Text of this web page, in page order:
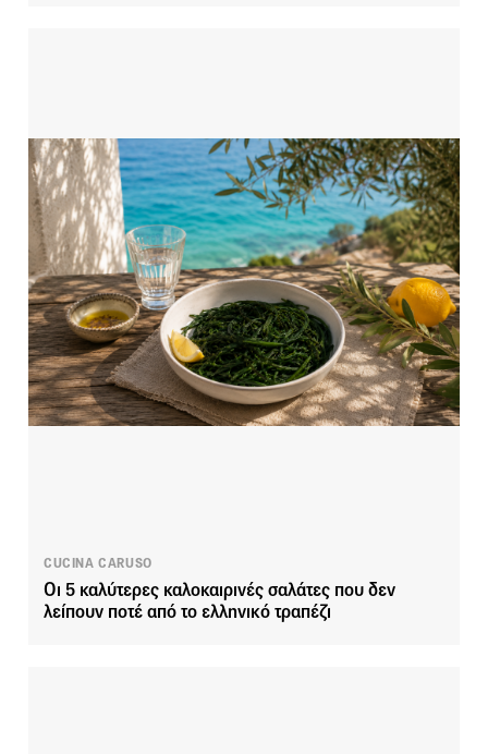
CUCINA CARUSO
Οι 5 καλύτερες καλοκαιρινές σαλάτες που δεν
λείπουν ποτέ από το ελληνικό τραπέζι